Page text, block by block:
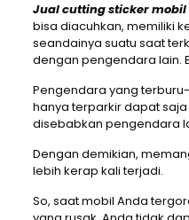
Jual cutting sticker mobil
bisa diacuhkan, memiliki
seandainya suatu saat
dengan pengendara lain.
Pengendara yang
hanya terparkir dapat
disebabkan pengendara
Dengan demikian,
lebih kerap kali terjadi.
So, saat mobil Anda